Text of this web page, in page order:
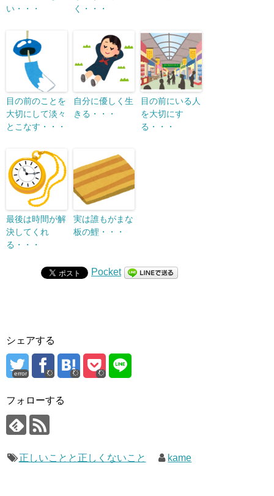
い・・・
く・・・
目の前のことを
大切にして淡々
とこなす・・・
自分に優しく生
きる・・・
目の前にいる人
を大切にす
る・・・
最後は時間が解
決してくれ
る・・・
実は誰もがまな
板の鯉・・・
Pocket
シェアする
error
フォローする
正しいことと正しくないこと kame